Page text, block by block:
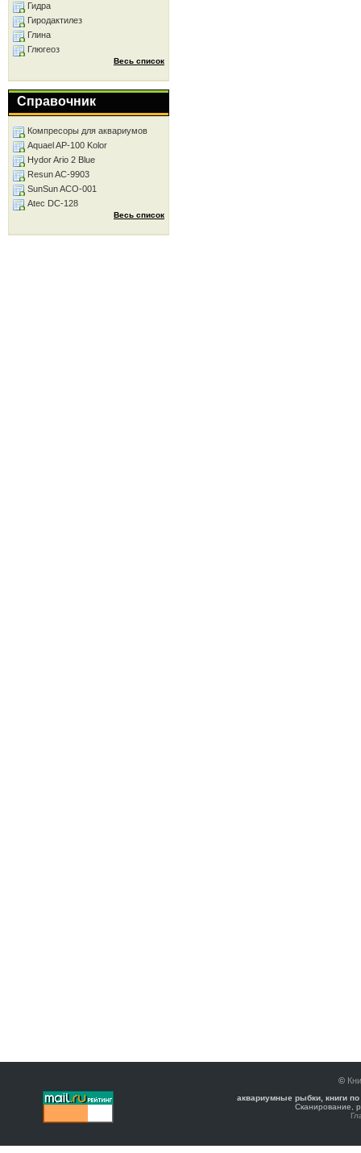
Гидра
Гиродактилез
Глина
Глюгеоз
Весь список
Справочник
Компресоры для аквариумов
Aquael AP-100 Kolor
Hydor Ario 2 Blue
Resun AC-9903
SunSun ACO-001
Atec DC-128
Весь список
©
аквариумные рыбки, книги
Сканирование,